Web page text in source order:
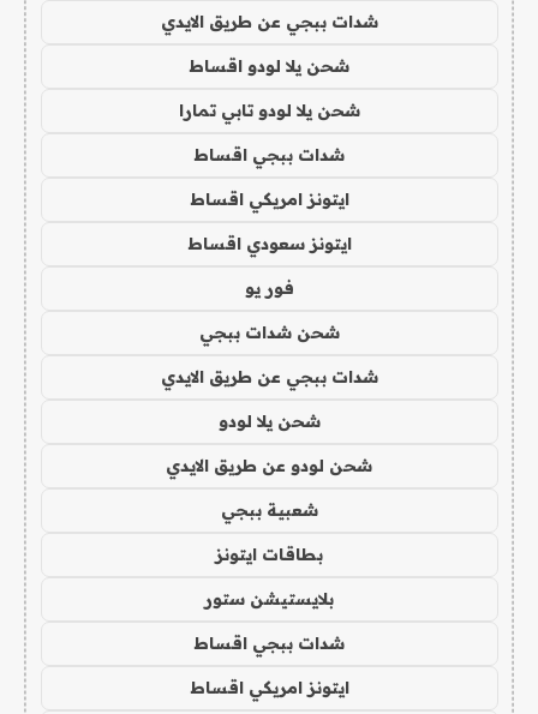
شدات ببجي عن طريق الايدي
شحن يلا لودو اقساط
شحن يلا لودو تابي تمارا
شدات ببجي اقساط
ايتونز امريكي اقساط
ايتونز سعودي اقساط
فور يو
شحن شدات ببجي
شدات ببجي عن طريق الايدي
شحن يلا لودو
شحن لودو عن طريق الايدي
شعبية ببجي
بطاقات ايتونز
بلايستيشن ستور
شدات ببجي اقساط
ايتونز امريكي اقساط